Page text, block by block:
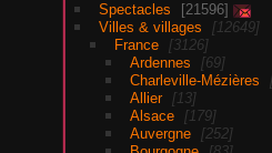
Spectacles
21596
Villes & villages
12649
France
3126
Ardennes
69
Charleville-Mézières
Allier
13
Alsace
179
Auvergne
252